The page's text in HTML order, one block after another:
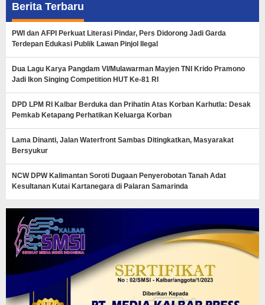
Berita Terbaru
PWI dan AFPI Perkuat Literasi Pindar, Pers Didorong Jadi Garda
Terdepan Edukasi Publik Lawan Pinjol Ilegal
Dua Lagu Karya Pangdam VI/Mulawarman Mayjen TNI Krido Pramono
Jadi Ikon Singing Competition HUT Ke-81 RI
DPD LPM RI Kalbar Berduka dan Prihatin Atas Korban Karhutla: Desak
Pemkab Ketapang Perhatikan Keluarga Korban
Lama Dinanti, Jalan Waterfront Sambas Ditingkatkan, Masyarakat
Bersyukur
NCW DPW Kalimantan Soroti Dugaan Penyerobotan Tanah Adat
Kesultanan Kutai Kartanegara di Palaran Samarinda